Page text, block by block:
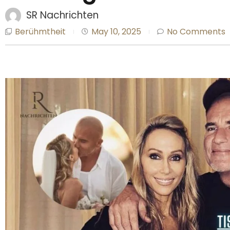
SR Nachrichten
Berühmtheit May 10, 2025 No Comments